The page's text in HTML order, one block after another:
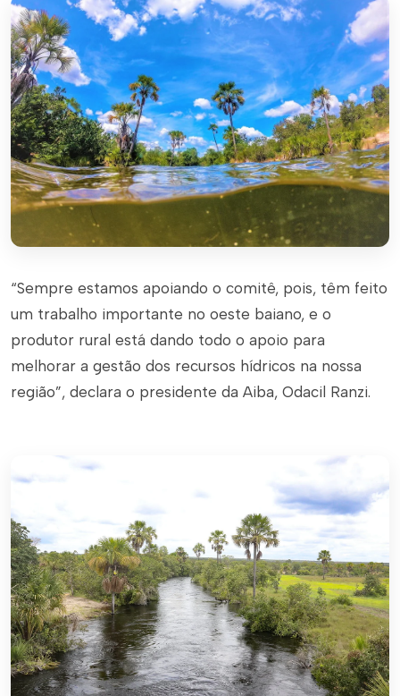
“Sempre estamos apoiando o comitê, pois, têm feito
um trabalho importante no oeste baiano, e o
produtor rural está dando todo o apoio para
melhorar a gestão dos recursos hídricos na nossa
região”, declara o presidente da Aiba, Odacil Ranzi.